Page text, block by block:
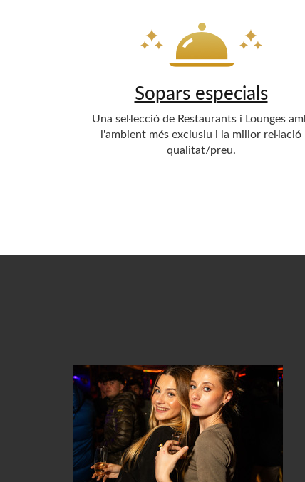
Sopars especials
Una sel·lecció de Restaurants i Lounges
l'ambient més exclusiu i la millor rel·lació
qualitat/preu.